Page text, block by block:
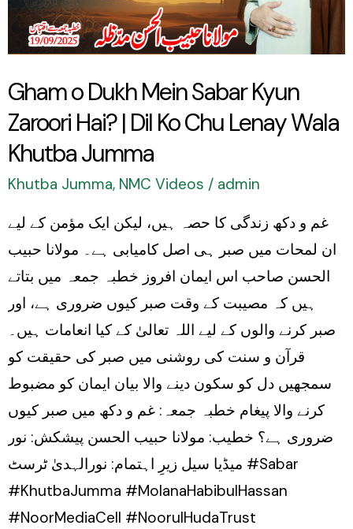
Gham o Dukh Mein Sabar Kyun
Zaroori Hai? | Dil Ko Chu Lenay Wala
Khutba Jumma
Khutba Jumma, NMC Videos / admin
غم و دکھ زندگی کا حصہ ہیں، لیکن ایک مؤمن کے لیے
ان لمحات میں صبر ہی اصل کامیابی ہے۔ مولانا حبیب
الحسن صاحب اس ایمان افروز خطبہ جمعہ میں بتاتے
ہیں کہ مصیبت کے وقت صبر کیوں ضروری ہے، اور
صبر کرنے والوں کے لیے اللہ تعالیٰ کے کیا انعامات ہیں۔
قرآن و سنت کی روشنی میں صبر کی حقیقت کو
سمجھیں دل کو سکون دینے والا بیان ایمان کو مضبوط
کرنے والا پیغام خطبہ جمعہ: غم و دکھ میں صبر کیوں
ضروری ہے؟ خطیب: مولانا حبیب الحسن پیشکش: نور
میڈیا سیل زیرِ اہتمام: نورالہدیٰ ٹرسٹ #Sabar
#KhutbaJumma #MolanaHabibulHassan
#NoorMediaCell #NoorulHudaTrust
Kyun
Zaroori
|
Dil
Ko
Wala
Khutba
Jumma